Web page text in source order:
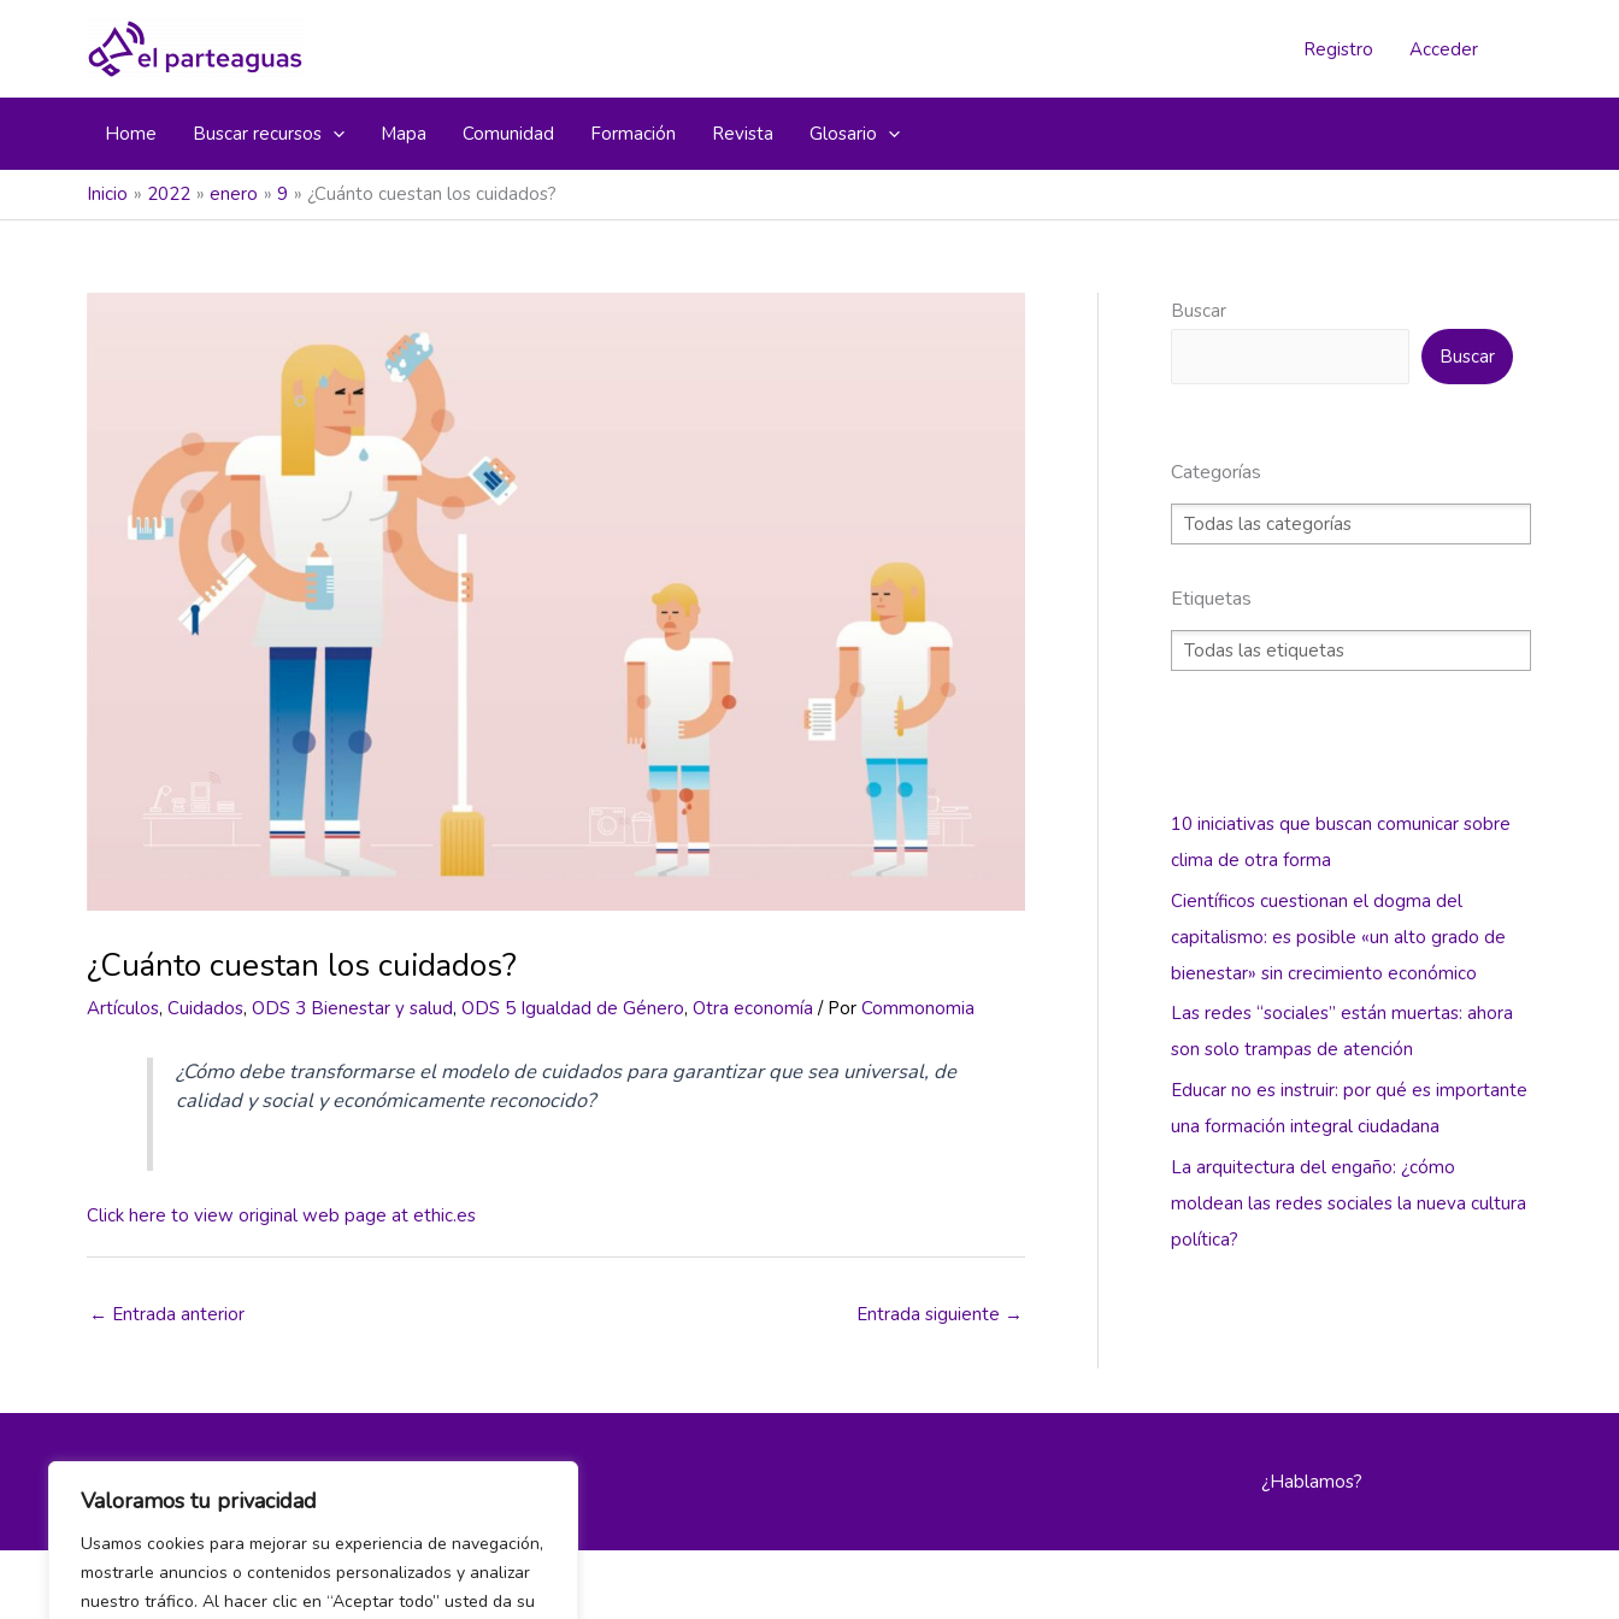
Valoramos tu privacidad
Usamos cookies para mejorar su experiencia de navegación,
mostrarle anuncios o contenidos personalizados y analizar
nuestro tráfico. Al hacer clic en “Aceptar todo” usted da su
Registro Acceder
Home Buscar recursos Mapa Comunidad Formación Revista Glosario
Inicio 2022 enero 9 ¿Cuánto cuestan los cuidados?
¿Cuánto cuestan los cuidados?
Artículos, Cuidados, ODS 3 Bienestar y salud, ODS 5 Igualdad de Género, Otra economía / Por Commonomia
¿Cómo debe transformarse el modelo de cuidados para garantizar que sea universal, de
calidad y social y económicamente reconocido?
Click here to view original web page at ethic.es
← Entrada anterior Entrada siguiente →
Buscar
Buscar
Categorías
Etiquetas
10 iniciativas que buscan comunicar sobre
clima de otra forma
Científicos cuestionan el dogma del
capitalismo: es posible «un alto grado de
bienestar» sin crecimiento económico
Las redes “sociales” están muertas: ahora
son solo trampas de atención
Educar no es instruir: por qué es importante
una formación integral ciudadana
La arquitectura del engaño: ¿cómo
moldean las redes sociales la nueva cultura
política?
¿Hablamos?